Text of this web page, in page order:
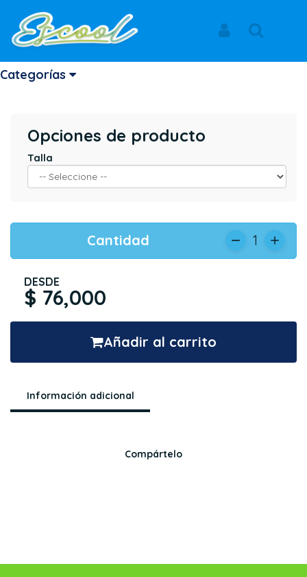
Categorías
Productos
BRITANICO
BATA BLANCA
Opciones de producto
Talla
Cantidad 1
DESDE
$ 76,000
Añadir al carrito
Información adicional
Compártelo